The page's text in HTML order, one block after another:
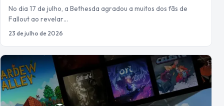
No dia 17 de julho, a Bethesda agradou a muitos dos fãs de
Fallout ao revelar…
23 de julho de 2026